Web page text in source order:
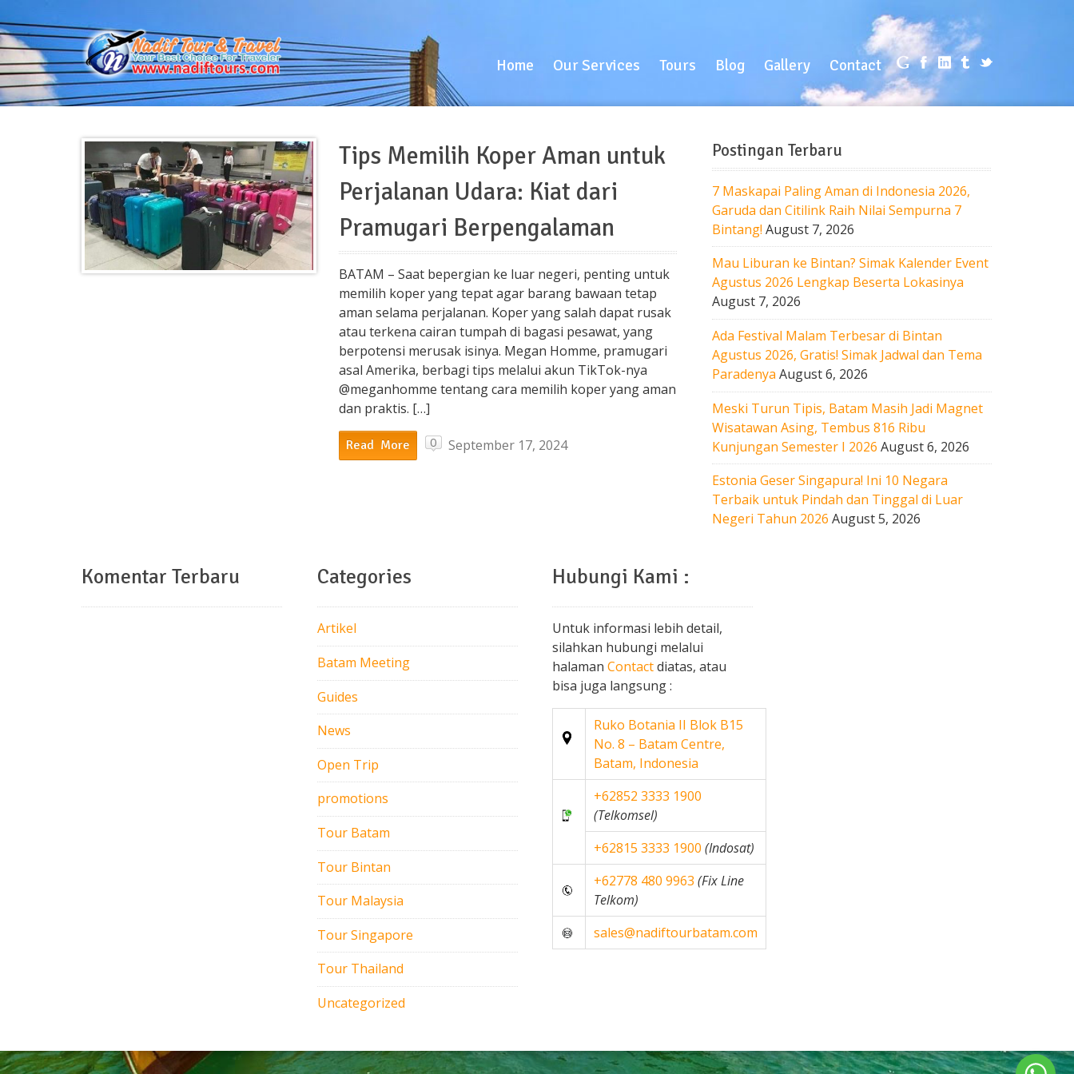
Home
Home Our Services
Our Services Tours
Tours Blog
Blog Gallery
Gallery Contact
Contact
Tips Memilih Koper Aman untuk
Perjalanan Udara: Kiat dari
Pramugari Berpengalaman
BATAM – Saat bepergian ke luar negeri, penting untuk
memilih koper yang tepat agar barang bawaan tetap
aman selama perjalanan. Koper yang salah dapat rusak
atau terkena cairan tumpah di bagasi pesawat, yang
berpotensi merusak isinya. Megan Homme, pramugari
asal Amerika, berbagi tips melalui akun TikTok-nya
@meganhomme tentang cara memilih koper yang aman
dan praktis. […]
Read More 0 September 17, 2024
Postingan Terbaru
7 Maskapai Paling Aman di Indonesia 2026,
Garuda dan Citilink Raih Nilai Sempurna 7
Bintang! August 7, 2026
Mau Liburan ke Bintan? Simak Kalender Event
Agustus 2026 Lengkap Beserta Lokasinya
August 7, 2026
Ada Festival Malam Terbesar di Bintan
Agustus 2026, Gratis! Simak Jadwal dan Tema
Paradenya August 6, 2026
Meski Turun Tipis, Batam Masih Jadi Magnet
Wisatawan Asing, Tembus 816 Ribu
Kunjungan Semester I 2026 August 6, 2026
Estonia Geser Singapura! Ini 10 Negara
Terbaik untuk Pindah dan Tinggal di Luar
Negeri Tahun 2026 August 5, 2026
Komentar Terbaru Categories
Artikel
Batam Meeting
Guides
News
Open Trip
promotions
Tour Batam
Tour Bintan
Tour Malaysia
Tour Singapore
Tour Thailand
Uncategorized
Hubungi Kami :
Untuk informasi lebih detail,
silahkan hubungi melalui
halamanContactdiatas, atau
bisa juga langsung :
Ruko Botania II Blok B15
No. 8 – Batam Centre,
Batam, Indonesia
+62852 3333 1900
(Telkomsel)
+62815 3333 1900 (Indosat)
+62778 480 9963 (Fix Line
Telkom)
sales@nadiftourbatam.com